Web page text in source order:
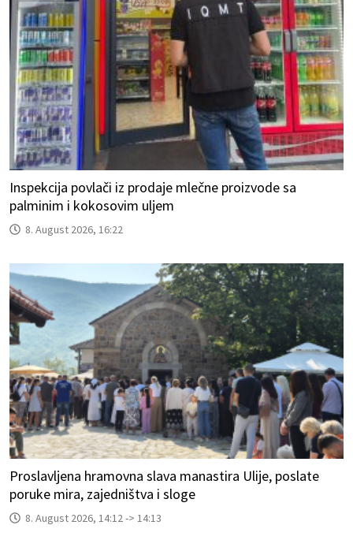
Inspekcija povlači iz prodaje mlečne proizvode sa
palminim i kokosovim uljem
8. August 2026, 16:22
Proslavljena hramovna slava manastira Ulije, poslate
poruke mira, zajedništva i sloge
8. August 2026, 14:12 -> 14:13